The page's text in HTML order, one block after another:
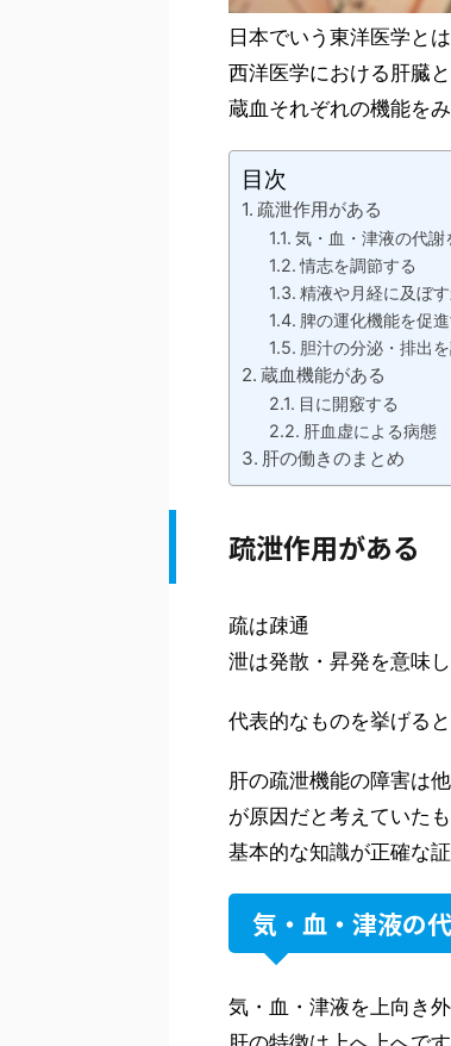
日本でいう東洋医学と
西洋医学における肝臓
蔵血それぞれの機能をみ
目次
疏泄作用がある
気・血・津液の代謝
情志を調節する
精液や月経に及ぼ
脾の運化機能を促
胆汁の分泌・排出
蔵血機能がある
目に開竅する
肝血虚による病態
肝の働きのまとめ
疏泄作用がある
疏は疎通
泄は発散・昇発を意味し
代表的なものを挙げる
肝の疏泄機能の障害は
が原因だと考えていた
基本的な知識が正確な
気・血・津液の
気・血・津液を上向き